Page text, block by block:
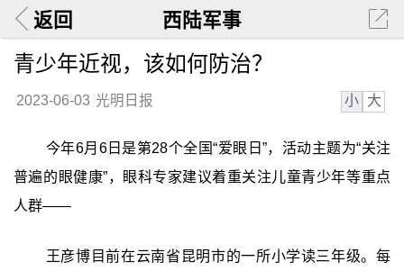
返回 西陆军事
青少年近视，该如何防治？
2023-06-03 光明日报 小 大
今年6月6日是第28个全国“爱眼日”，活动主题为“关注
普遍的眼健康”，眼科专家建议着重关注儿童青少年等重点
人群——
王彦博目前在云南省昆明市的一所小学读三年级。每